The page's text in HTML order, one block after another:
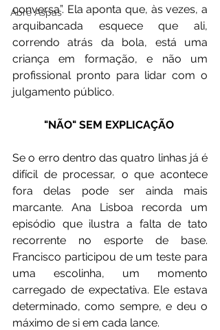
Abre Aspas
conversa”. Ela aponta que, às vezes, a
arquibancada esquece que ali,
correndo atrás da bola, está uma
criança em formação, e não um
profissional pronto para lidar com o
julgamento público.
"NÃO" SEM EXPLICAÇÃO
Se o erro dentro das quatro linhas já é
difícil de processar, o que acontece
fora delas pode ser ainda mais
marcante. Ana Lisboa recorda um
episódio que ilustra a falta de tato
recorrente no esporte de base.
Francisco participou de um teste para
uma escolinha, um momento
carregado de expectativa. Ele estava
determinado, como sempre, e deu o
máximo de si em cada lance.